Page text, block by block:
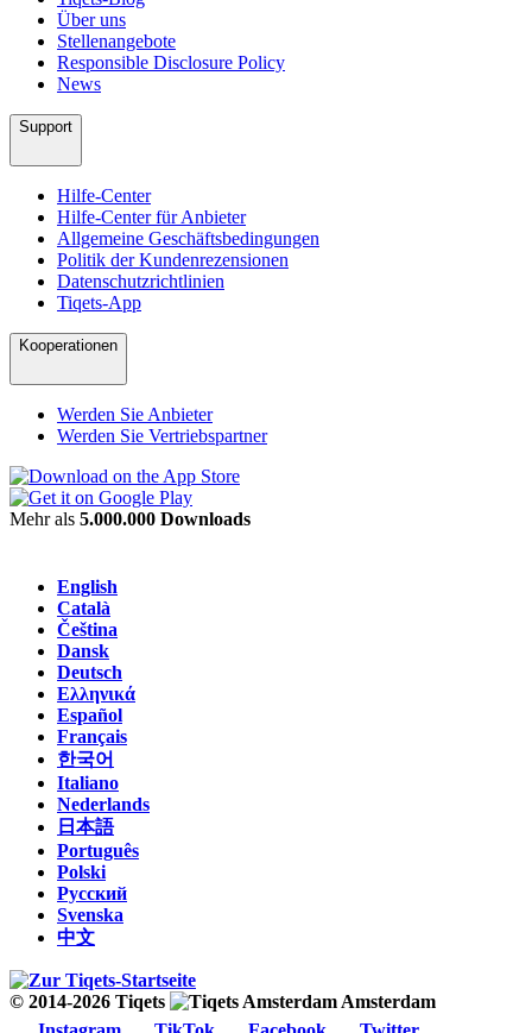
Über uns
Stellenangebote
Responsible Disclosure Policy
News
Support
Hilfe-Center
Hilfe-Center für Anbieter
Allgemeine Geschäftsbedingungen
Politik der Kundenrezensionen
Datenschutzrichtlinien
Tiqets-App
Kooperationen
Werden Sie Anbieter
Werden Sie Vertriebspartner
Mehr als 5.000.000 Downloads
English
Català
Čeština
Dansk
Deutsch
Ελληνικά
Español
Français
한국어
Italiano
Nederlands
日本語
Português
Polski
Русский
Svenska
中文
© 2014-2026 Tiqets
Amsterdam